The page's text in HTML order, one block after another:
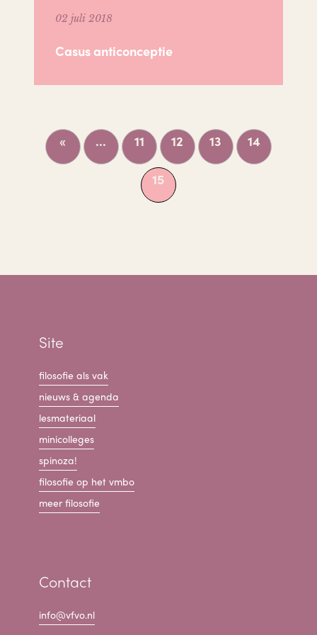
02 juli 2018
Casus anticonceptie
« ... 11 12 13 14
15
Site
filosofie als vak
nieuws & agenda
lesmateriaal
minicolleges
spinoza!
filosofie op het vmbo
meer filosofie
Contact
info@vfvo.nl